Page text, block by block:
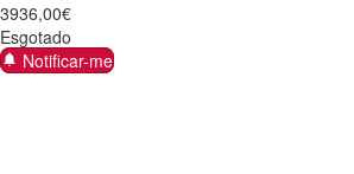
3936,00€
Esgotado
Notificar-me